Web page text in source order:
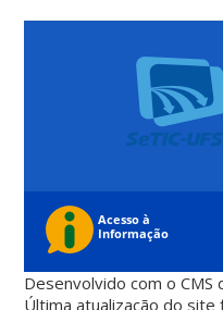
Desenvolvido com o
Última atualização do